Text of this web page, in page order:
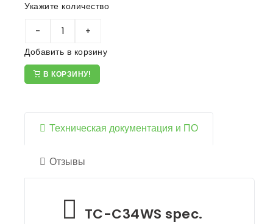
Укажите количество
Добавить в корзину
В КОРЗИНУ!
Техническая документация и ПО
Отзывы
TC-C34WS spec.